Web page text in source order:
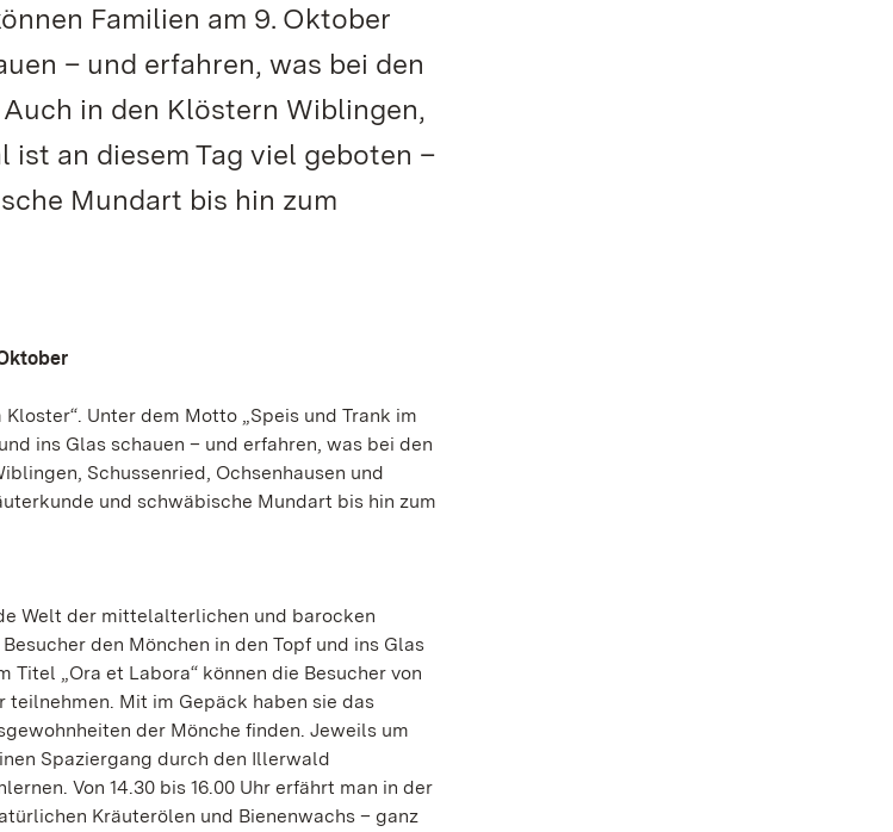
Familien am 9. Oktober
– und erfahren, was bei den
in den Klöstern Wiblingen,
an diesem Tag viel geboten –
Mundart bis hin zum
Unter dem Motto „Speis und Trank im
ins Glas schauen – und erfahren, was bei den
Schussenried, Ochsenhausen und
und schwäbische Mundart bis hin zum
Welt der mittelalterlichen und barocken
den Mönchen in den Topf und ins Glas
Titel „Ora et Labora“ können die Besucher von
teilnehmen. Mit im Gepäck haben sie das
der Mönche finden. Jeweils um
Spaziergang durch den Illerwald
Von 14.30 bis 16.00 Uhr erfährt man in der
Kräuterölen und Bienenwachs – ganz